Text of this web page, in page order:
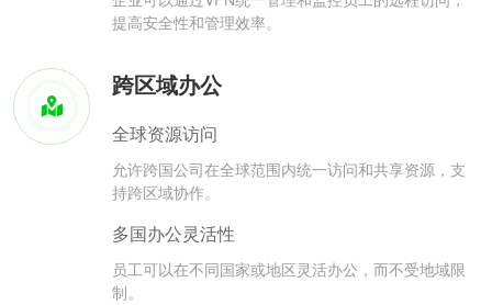
提高安全性和管理效率。
跨区域办公
全球资源访问
允许跨国公司在全球范围内统一访问和共享资源，支
持跨区域协作。
多国办公灵活性
员工可以在不同国家或地区灵活办公，而不受地域限
制。